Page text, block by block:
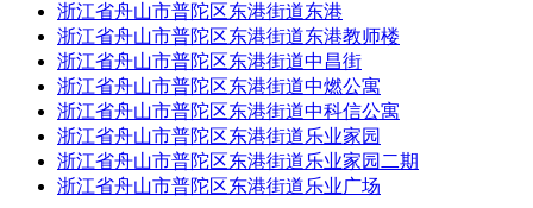
浙江省舟山市普陀区东港街道东港
浙江省舟山市普陀区东港街道东港教师楼
浙江省舟山市普陀区东港街道中昌街
浙江省舟山市普陀区东港街道中燃公寓
浙江省舟山市普陀区东港街道中科信公寓
浙江省舟山市普陀区东港街道乐业家园
浙江省舟山市普陀区东港街道乐业家园二期
浙江省舟山市普陀区东港街道乐业广场